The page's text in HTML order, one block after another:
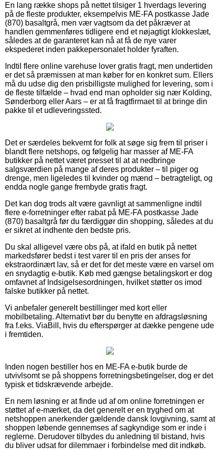
En lang række shops på nettet tilsiger 1 hverdags levering
på de fleste produkter, eksempelvis ME-FA postkasse Jade
(870) basaltgrå, men vær vagtsom da det påkræver at
handlen gemmenføres tidligere end et nøjagtigt klokkeslæt,
således at de garanteret kan nå at få de nye varer
ekspederet inden pakkepersonalet holder fyraften.
Indtil flere online varehuse lover gratis fragt, men undertiden
er det så præmissen at man køber for en konkret sum. Ellers
må du udse dig den prisbilligste mulighed for levering, som i
de fleste tilfælde – hvad end man opholder sig nær Kolding,
Sønderborg eller Aars – er at få fragtfirmaet til at bringe din
pakke til et udleveringssted.
Det er særdeles bekvemt for folk at søge sig frem til priser i
blandt flere netshops, og følgelig har masser af ME-FA
butikker på nettet været presset til at at nedbringe
salgsværdien på mange af deres produkter – til piger og
drenge, men ligeledes til kvinder og mænd – betragteligt, og
endda nogle gange frembyde gratis fragt.
Det kan dog trods alt være gavnligt at sammenligne indtil
flere e-forretninger efter rabat på ME-FA postkasse Jade
(870) basaltgrå før du færdiggør din shopping, således at du
er sikret at indhente den bedste pris.
Du skal alligevel være obs på, at ifald en butik på nettet
markedsfører bedst i test varer til en pris der anses for
ekstraordinært lav, så er det for det meste være en varsel om
en snydagtig e-butik. Køb med gængse betalingskort er dog
omfavnet af Indsigelsesordningen, hvilket støtter os imod
falske butikker på nettet.
Vi anbefaler generelt bestillinger med kort eller
mobilbetaling. Alternativt bør du benytte en afdragsløsning
fra f.eks. ViaBill, hvis du efterspørger at dække pengene ude
i fremtiden.
Inden nogen bestiller hos en ME-FA e-butik burde de
utvivlsomt se på shoppens forretningsbetingelser, dog er det
typisk et tidskrævende arbejde.
En nem løsning er at finde ud af om online forretningen er
støttet af e-mærket, da det generelt er en tryghed om at
netshoppen anerkender gældende dansk lovgivning, samt at
shoppen løbende gennemses af sagkyndige som er inde i
reglerne. Derudover tilbydes du anledning til bistand, hvis
du bliver udsat for dilemmaer i forbindelse med dit indkøb.